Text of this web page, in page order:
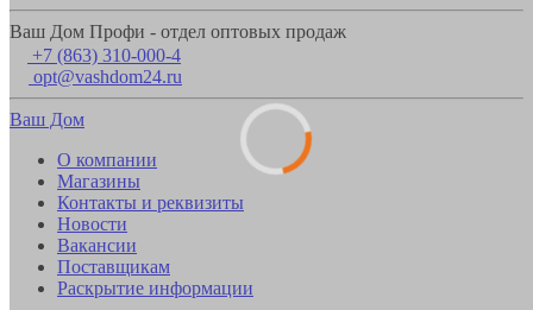
Ваш Дом Профи - отдел оптовых продаж
+7 (863) 310-000-4
opt@vashdom24.ru
Ваш Дом
О компании
Магазины
Контакты и реквизиты
Новости
Вакансии
Поставщикам
Раскрытие информации